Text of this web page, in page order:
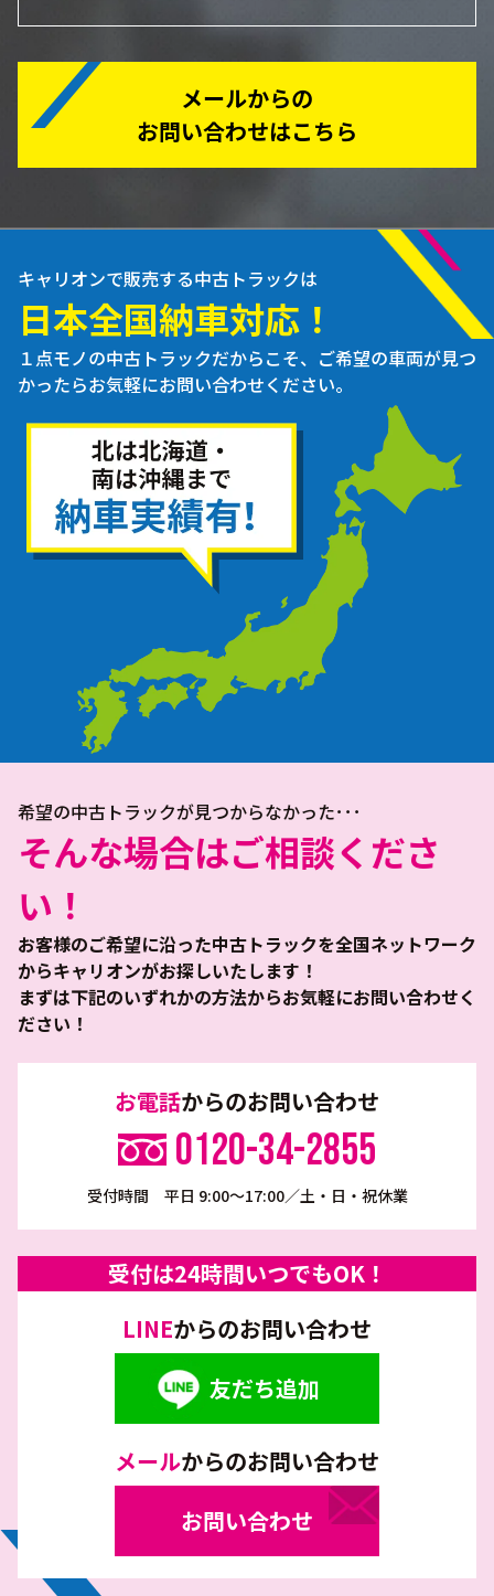
メールからの
お問い合わせはこちら
キャリオンで販売する中古トラックは
日本全国納車対応！
１点モノの中古トラックだからこそ、ご希望の車両が見つ
かったらお気軽にお問い合わせください。
希望の中古トラックが見つからなかった･･･
そんな場合はご相談くださ
い！
お客様のご希望に沿った中古トラックを全国ネットワーク
からキャリオンがお探しいたします！
まずは下記のいずれかの方法からお気軽にお問い合わせく
ださい！
お電話からのお問い合わせ
0120-34-2855
受付時間 平日 9:00～17:00／土・日・祝休業
受付は24時間いつでもOK！
LINEからのお問い合わせ
友だち追加
メールからのお問い合わせ
お問い合わせ